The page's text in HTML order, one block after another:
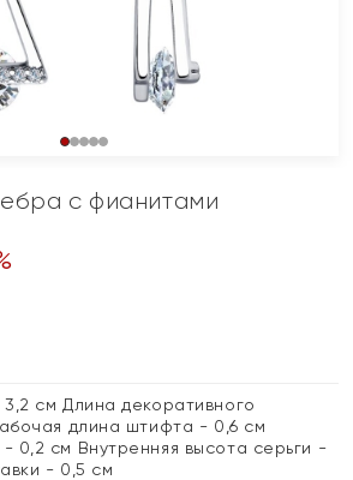
с фианитами
см Длина декоративного
длина штифта - 0,6 см
0,2 см Внутренняя высота серьги -
- 0,5 см